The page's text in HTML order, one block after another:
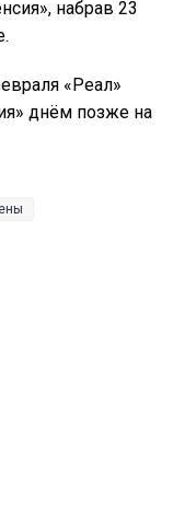
набрав 23
«Реал»
днём позже на